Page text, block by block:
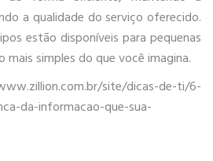
a qualidade do serviço oferecido.
estão disponíveis para pequenas
mais simples do que você imagina.
site/dicas-de-ti/6-
da-informacao-que-sua-